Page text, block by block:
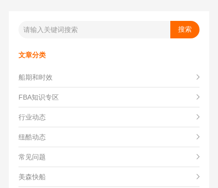
文章分类
船期和时效
FBA知识专区
行业动态
纽酷动态
常见问题
美森快船